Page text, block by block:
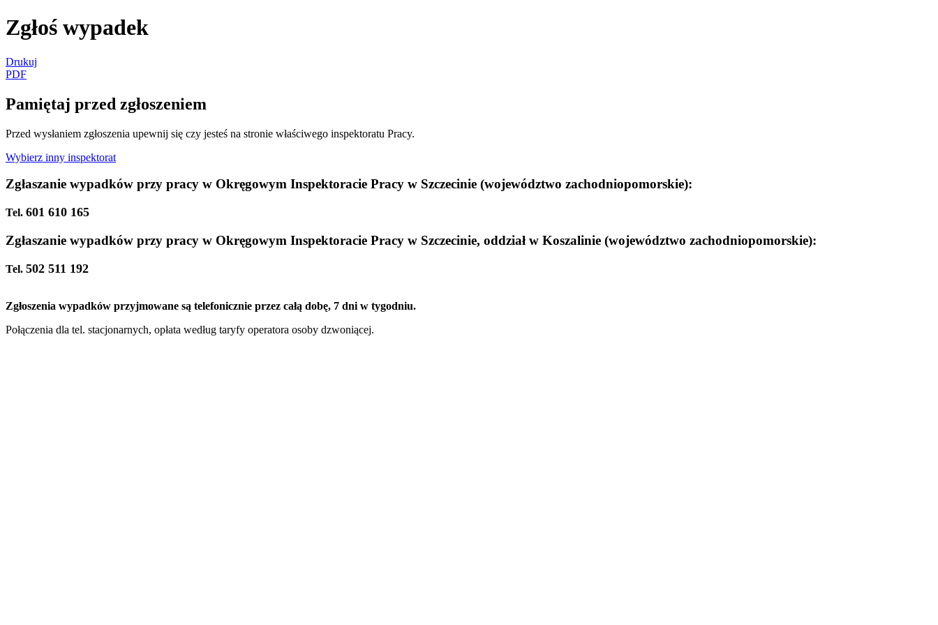
Zgłoś wypadek
Drukuj
PDF
Pamiętaj przed zgłoszeniem
Przed wysłaniem zgłoszenia upewnij się czy jesteś na stronie właściwego inspektoratu Pracy.
Wybierz inny inspektorat
Zgłaszanie wypadków przy pracy w Okręgowym Inspektoracie Pracy w Szczecinie (województwo zachodniopomorskie):
Tel. 601 610 165
Zgłaszanie wypadków przy pracy w Okręgowym Inspektoracie Pracy w Szczecinie, oddział w Koszalinie (województwo zachodniopomorskie):
Tel. 502 511 192
Zgłoszenia wypadków przyjmowane są telefonicznie przez całą dobę, 7 dni w tygodniu.
Połączenia dla tel. stacjonarnych, opłata według taryfy operatora osoby dzwoniącej.